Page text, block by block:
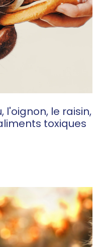
l'oignon, le raisin,
toxiques